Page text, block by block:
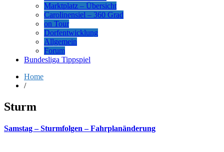
Marktplatz – Übersicht
Carolinensiel – 360 Grad
on Tour
Dorfentwicklung
Allgemein
Forum
Bundesliga Tippspiel
Home
/
Sturm
Samstag – Sturmfolgen – Fahrplanänderung